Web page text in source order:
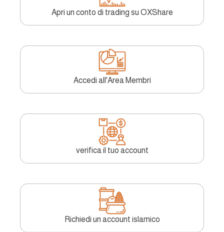
Apri un conto di trading su OXShare
Accedi all'Area Membri
verifica il tuo account
Richiedi un account islamico